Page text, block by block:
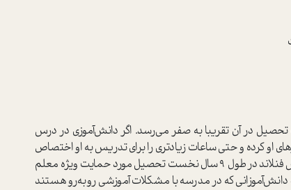
در آن تقریبا به صفر می‌رسد. اگر دانش‌آموزی در درس
او کرده و حتی ساعات زیادتری را برای تدریس به او اختصاص
می‌دهد. آمار نشان می‌دهد 30 درصد از دانش‌آموزان در مدارس فنلاند در طول 9 سال نخست تحصیل مورد حمایت ویژه معلم
که در مدرسه با مشکلات آموزشی روبه‌رو هستند